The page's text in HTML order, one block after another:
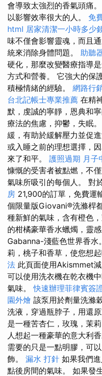
會導致太強烈的香氣頭痛
以影響效率很大的人。 免
html 居家清潔一小時多少
味不僅會影響靈魂，而且
統來消除身體問題。 助聽
硬化，那麼改變醫療指導
方式和營養。 它強大的保
積極情緒的經驗。 網路行
台北記帳士專業推薦 在精
默，虔誠的寧靜，恩典和寧
療法的焦慮，抑鬱，失眠。
緩，有助於緩解壓力並促
或入睡之前的理想選擇，
來了和平。 護照過期 月子
慷慨的受害者被點燃，不
氣味所吸引的每個人。 對
房 21,900的訂單，免費運
個限量版Giovani®洗滌桿
種新鮮的氣味，含有橙色
的柑橘豪華香水蠟燭，靈
Gabanna-淺藍色世界香水
莉，桃子和香草，使您想
法 此頁面使用Akismmet
可以使用洗衣機在乾衣機
氣味。快速辦理菲律賓簽
園外燴 該泵用於劑量洗滌
洗液，穿過瓶脖子，用還
是一種苦杏仁，玫瑰，茉
人想起一種豪華的意大利香
需要的只是一點明膠，可
飾。 漏水 打針 如果我們
點後房間的氣味。 如果發